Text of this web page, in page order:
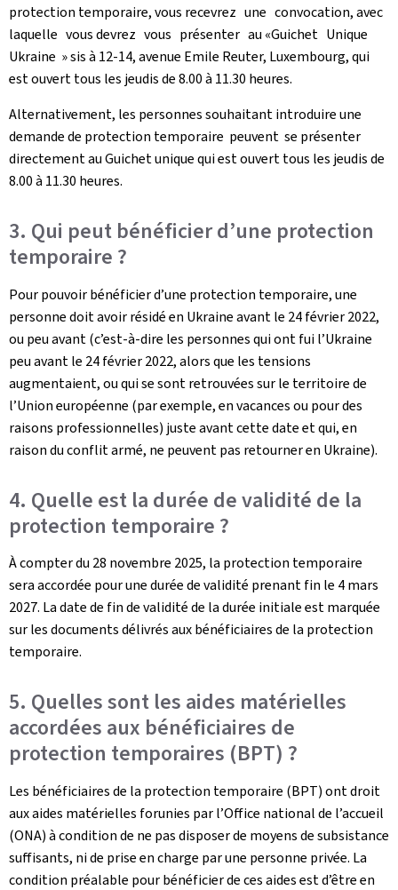
protection temporaire, vous recevrez une convocation, avec
laquelle vous devrez vous présenter au «Guichet Unique
Ukraine » sis à 12-14, avenue Emile Reuter, Luxembourg, qui
est ouvert tous les jeudis de 8.00 à 11.30 heures.
Alternativement, les personnes souhaitant introduire une
demande de protection temporaire peuvent se présenter
directement au Guichet unique qui est ouvert tous les jeudis de
8.00 à 11.30 heures.
3. Qui peut bénéficier d’une protection
temporaire ?
Pour pouvoir bénéficier d’une protection temporaire, une
personne doit avoir résidé en Ukraine avant le 24 février 2022,
ou peu avant (c’est-à-dire les personnes qui ont fui l’Ukraine
peu avant le 24 février 2022, alors que les tensions
augmentaient, ou qui se sont retrouvées sur le territoire de
l’Union européenne (par exemple, en vacances ou pour des
raisons professionnelles) juste avant cette date et qui, en
raison du conflit armé, ne peuvent pas retourner en Ukraine).
4. Quelle est la durée de validité de la
protection temporaire ?
À compter du 28 novembre 2025, la protection temporaire
sera accordée pour une durée de validité prenant fin le 4 mars
2027. La date de fin de validité de la durée initiale est marquée
sur les documents délivrés aux bénéficiaires de la protection
temporaire.
5. Quelles sont les aides matérielles
accordées aux bénéficiaires de
protection temporaires (BPT) ?
Les bénéficiaires de la protection temporaire (BPT) ont droit
aux aides matérielles forunies par l’Office national de l’accueil
(ONA) à condition de ne pas disposer de moyens de subsistance
suffisants, ni de prise en charge par une personne privée. La
condition préalable pour bénéficier de ces aides est d’être en